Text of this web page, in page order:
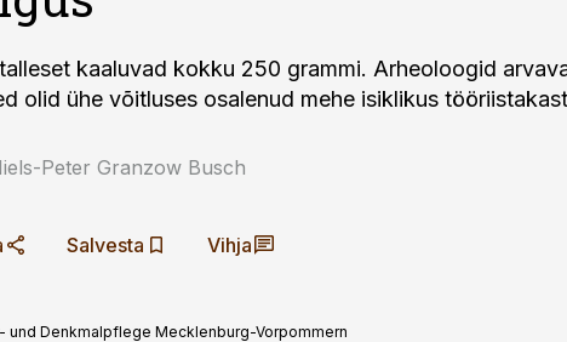
kaaluvad kokku 250 grammi. Arheoloogid
olid ühe võitluses osalenud mehe isiklikus
Peter Granzow Busch
Salvesta Vihja
und Denkmalpflege Mecklenburg-Vorpommern